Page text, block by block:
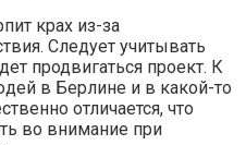
крах из-за
Следует учитывать
продвигаться проект. К
в Берлине и в какой-то
отличается, что
во внимание при